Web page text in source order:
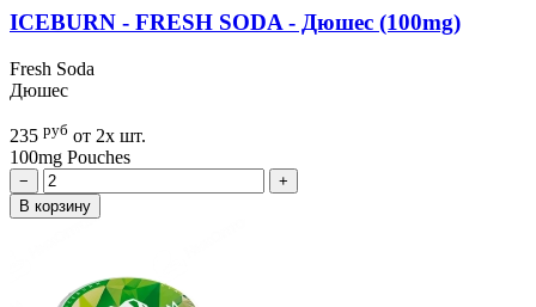
ICEBURN - FRESH SODA - Дюшес (100mg)
Fresh Soda
Дюшес
235 руб от 2х шт.
100mg Pouches
−
+
В корзину